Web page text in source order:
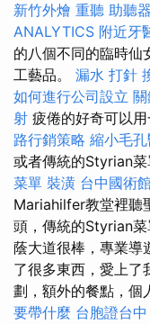
新竹外燴 重聽 助聽器
ANALYTICS 附近牙
的八個不同的臨時仙
工藝品。 漏水 打針
如何進行公司設立
射 疲倦的好奇可以
路行銷策略 縮小毛
或者傳統的Styrian菜
菜單 裝潢 台中國術
Mariahilfer教堂裡聽
頭，傳統的Styrian
蔭大道很棒，專業導
了很多東西，愛上了
劃，額外的餐點，個
要帶什麼 台胞證台中